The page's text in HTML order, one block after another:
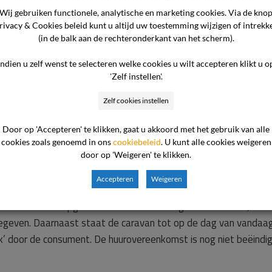
nadrukkelijk medegedeeld, in originele, bezemschone
gemakkelijk te bereiken in tegenstelling tot hetgeen
Ik heb de consument hierin de ruimte gegeven om de
caravan conform de eerder besproken zaken gereed zou
Heidepark mij in januari 2025 op. De deur van de
een flinke bende (dumpplek) onder de stacaravan. Er is
in tegenstelling tot de eerdere bezichtiging, in vrijwel
t.b.v. oud ijzer inname), deel van de vloer, waren
niet is opgeleverd zoals ik zou mogen verwachten,
Daarnaast staat de caravan tot op de dag van
door de consument. De huurovereenkomst is nog niet
Wij gebruiken functionele, analytische en marketing cookies. Via de knop
& Cookies beleid kunt u altijd uw toestemming wijzigen of
(in de balk aan de rechteronderkant van het scherm).
u zelf wenst te selecteren welke cookies u wilt accepteren klikt u
'Zelf instellen'.
Zelf cookies instellen
Door op 'Accepteren' te klikken, gaat u akkoord met het gebruik van alle
cookies zoals genoemd in onscookiebeleid. U kunt alle cookies weigeren
door op 'Weigeren' te klikken.
Accepteren Weigeren